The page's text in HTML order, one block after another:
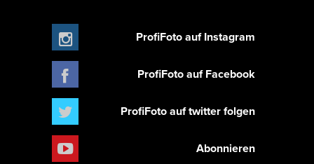
ProfiFoto auf Instagram
ProfiFoto auf Facebook
ProfiFoto auf twitter folgen
Abonnieren